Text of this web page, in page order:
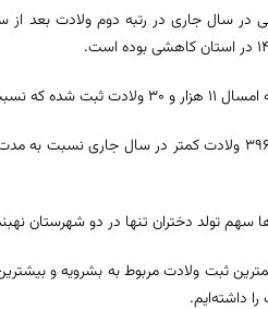
امیرآبادی زاده ادامه داد: ۳۹۶ ولادت کمتر در
تولد دختران تنها در دو شهرستان